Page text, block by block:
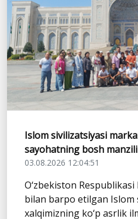
Islom sivilizatsiyasi
sayohatning bosh manzili
03.08.2026 12:04:51
O‘zbekiston
bilan barpo etilgan Islom
xalqimizning ko‘p asrlik